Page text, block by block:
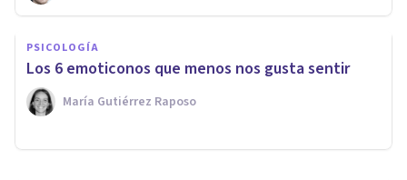
PSICOLOGÍA
​Los 6 emoticonos que menos nos gusta sentir
María Gutiérrez Raposo
​Los 30 síntomas psicológicos
más comunes